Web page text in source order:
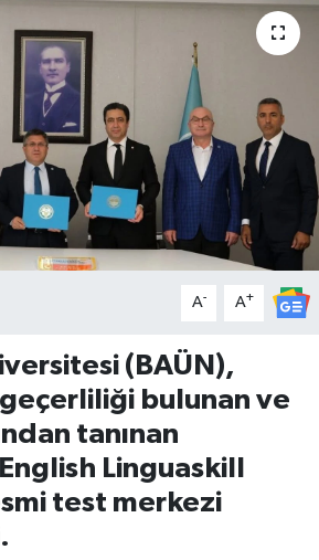
A- A+
(BAÜN),
geçerliliği bulunan ve
tanınan
Linguaskill
test merkezi